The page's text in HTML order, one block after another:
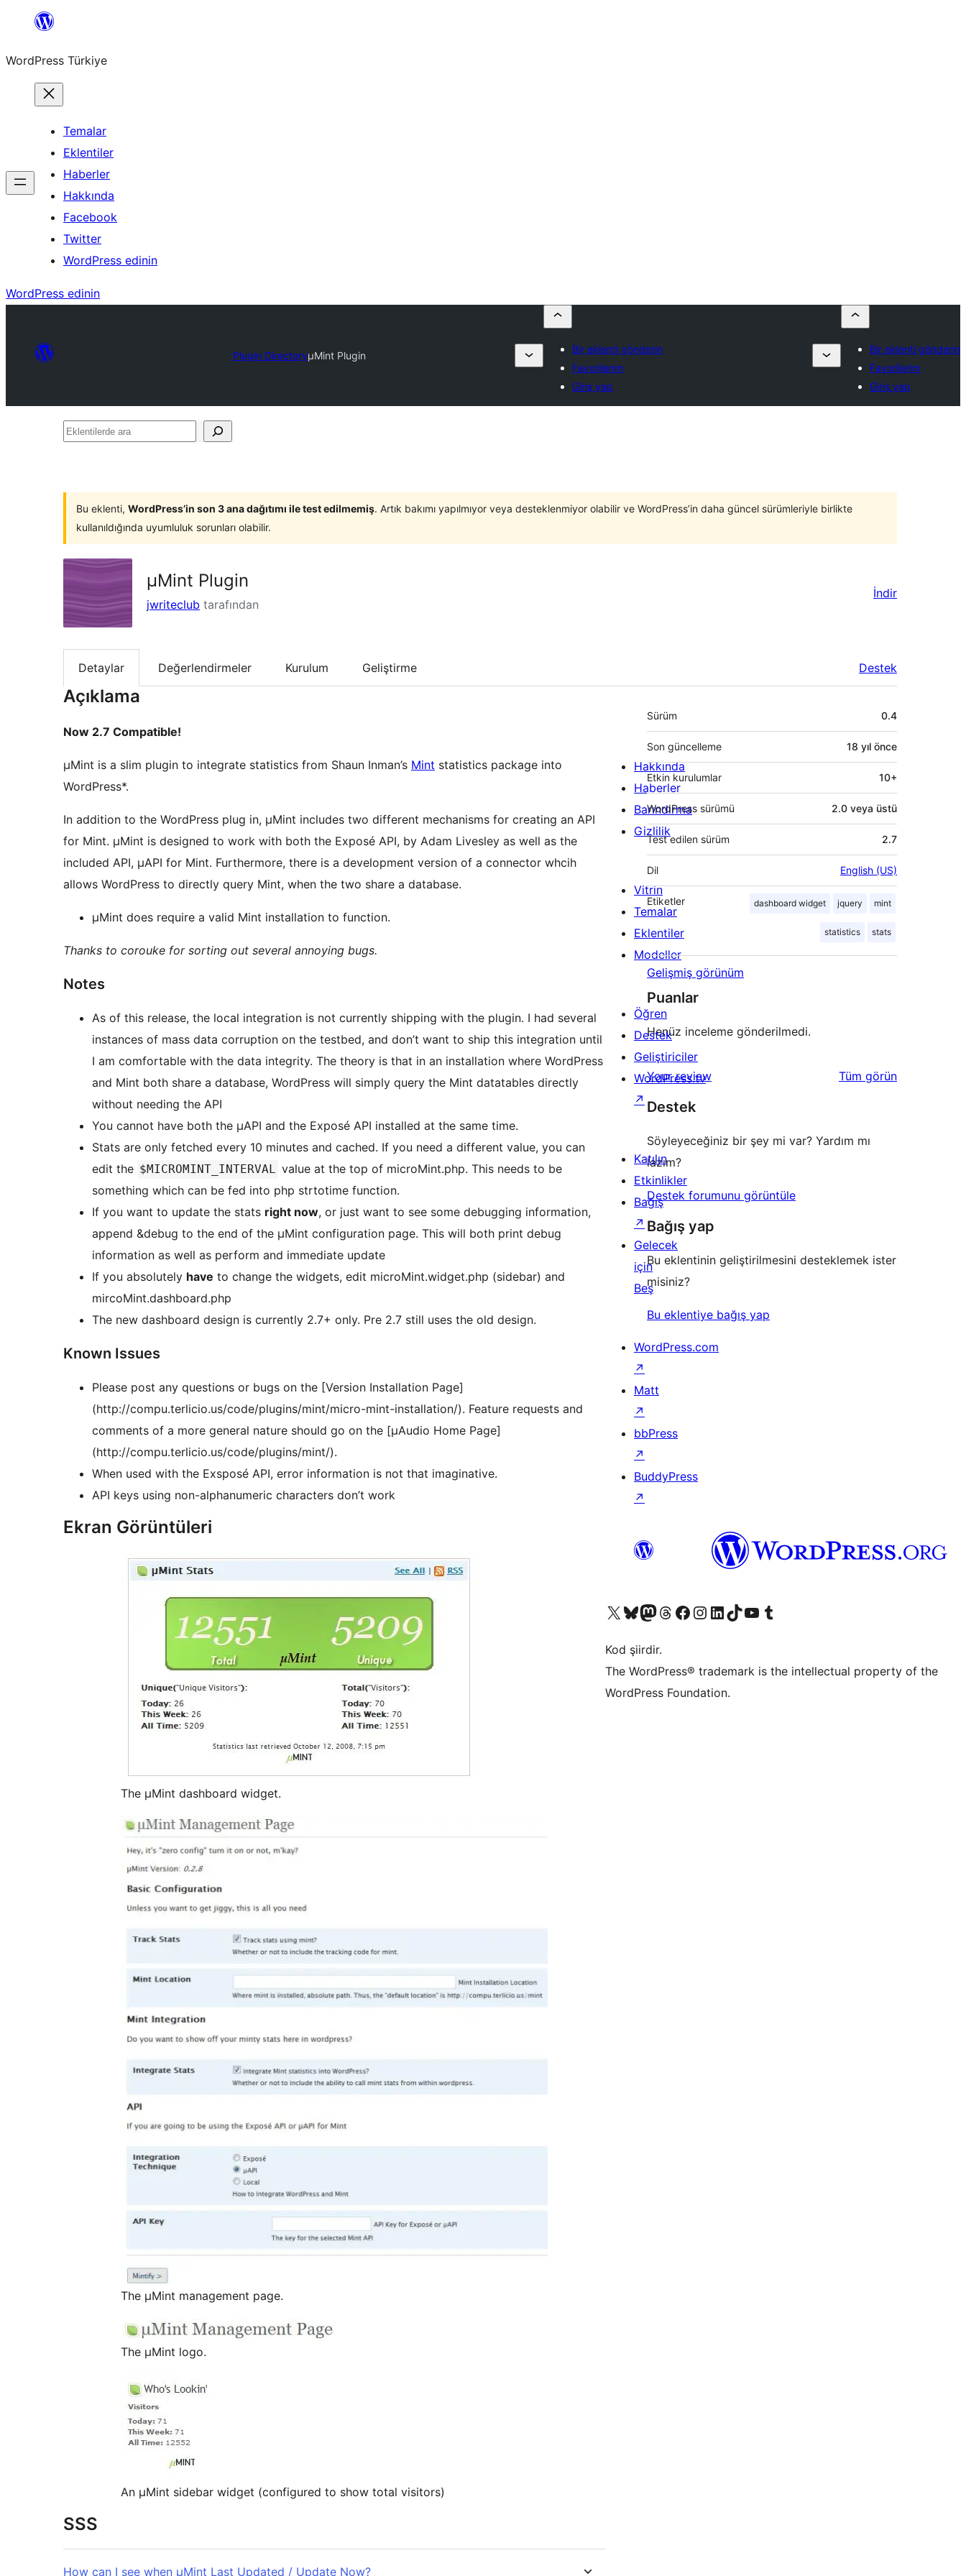
İçeriğe
WordPress Türkiye
Temalar
Eklentiler
Haberler
Hakkında
Facebook
Twitter
WordPress edinin
WordPress edinin
Plugin DirectoryµMint Plugin
Bir eklenti gönderin
Favorilerim
Giriş yap
Bir eklenti gönderin
Favorilerim
Giriş yap
Eklentilerde
Bu eklenti, WordPress’in son 3 ana dağıtımı ile test edilmemiş. Artık bakımı yapılmıyor veya desteklenmiyor olabilir ve WordPress’in daha güncel sürümleriyle birlikte
kullanıldığında uyumluluk sorunları olabilir.
µMint Plugin
jwriteclub tarafından
İndir
Detaylar Değerlendirmeler Kurulum Geliştirme Destek
Açıklama
Now 2.7 Compatible!
µMint is a slim plugin to integrate statistics from Shaun Inman’s Mint statistics package into
WordPress*.
In addition to the WordPress plug in, µMint includes two different mechanisms for creating an API
for Mint. µMint is designed to work with both the Exposé API, by Adam Livesley as well as the
included API, µAPI for Mint. Furthermore, there is a development version of a connector whcih
allows WordPress to directly query Mint, when the two share a database.
µMint does require a valid Mint installation to function.
Thanks to corouke for sorting out several annoying bugs.
Notes
As of this release, the local integration is not currently shipping with the plugin. I had several
instances of mass data corruption on the testbed, and don’t want to ship this integration until
I am comfortable with the data integrity. The theory is that in an installation where WordPress
and Mint both share a database, WordPress will simply query the Mint datatables directly
without needing the API
You cannot have both the µAPI and the Exposé API installed at the same time.
Stats are only fetched every 10 minutes and cached. If you need a different value, you can
edit the $MICROMINT_INTERVAL value at the top of microMint.php. This needs to be
something which can be fed into php strtotime function.
If you want to update the stats right now, or just want to see some debugging information,
append &debug to the end of the µMint configuration page. This will both print debug
information as well as perform and immediate update
If you absolutely have to change the widgets, edit microMint.widget.php (sidebar) and
mircoMint.dashboard.php
The new dashboard design is currently 2.7+ only. Pre 2.7 still uses the old design.
Known Issues
Please post any questions or bugs on the [Version Installation Page]
(http://compu.terlicio.us/code/plugins/mint/micro-mint-installation/). Feature requests and
comments of a more general nature should go on the [µAudio Home Page]
(http://compu.terlicio.us/code/plugins/mint/).
When used with the Exsposé API, error information is not that imaginative.
API keys using non-alphanumeric characters don’t work
Ekran Görüntüleri
The µMint dashboard widget.
The µMint management page.
The µMint logo.
An µMint sidebar widget (configured to show total visitors)
SSS
How can I see when µMint Last Updated / Update Now?
Meta
Sürüm 0.4
Son güncelleme 18 yıl önce
Etkin kurulumlar 10+
WordPress sürümü 2.0 veya üstü
Test edilen sürüm 2.7
Dil English (US)
Etiketler dashboard widget jquery mint
statistics stats
Gelişmiş görünüm
Puanlar
Henüz inceleme gönderilmedi.
Your review Tüm değerlendirmeleri
görün
Destek
Söyleyeceğiniz bir şey mi var? Yardım mı
lazım?
Destek forumunu görüntüle
Bağış yap
Bu eklentinin geliştirilmesini desteklemek ister
misiniz?
Bu eklentiye bağış yap
Hakkında
Haberler
Barındırma
Gizlilik
Vitrin
Temalar
Eklentiler
Modeller
Öğren
Destek
Geliştiriciler
WordPress.tv
↗
Katılın
Etkinlikler
Bağış
↗
Gelecek
için
Beş
WordPress.com
↗
Matt
↗
bbPress
↗
BuddyPress
↗
X (eski Twitter) hesabımıza bakın
Bluesky hesabımızı ziyaret edinMastodon hesabımızı ziyaret edinThreads hesabımızı ziyaret edinFacebook sayfamızı ziyaret edinInstagram hesabımızı ziyaret edinLinkedIn hesabımızı ziyaret edinTikTok hesabımızı ziyaret edinYouTube kanalımızı ziyaret edinTumblr hesabımızı ziyaret edin
Kod şiirdir.
The WordPress® trademark is the intellectual property of the
WordPress Foundation.